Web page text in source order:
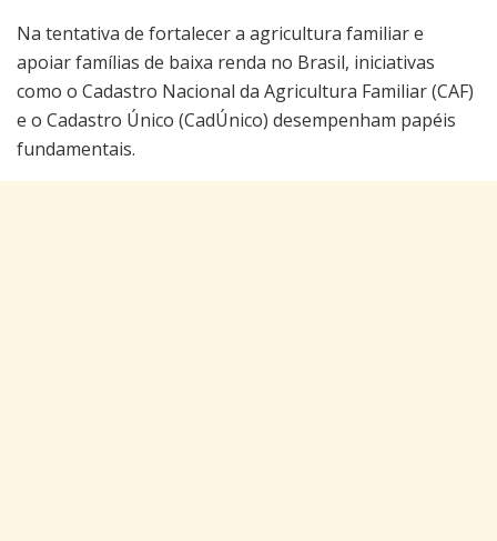
Na tentativa de fortalecer a agricultura familiar e
apoiar famílias de baixa renda no Brasil, iniciativas
como o Cadastro Nacional da Agricultura Familiar (CAF)
e o Cadastro Único (CadÚnico) desempenham papéis
fundamentais.